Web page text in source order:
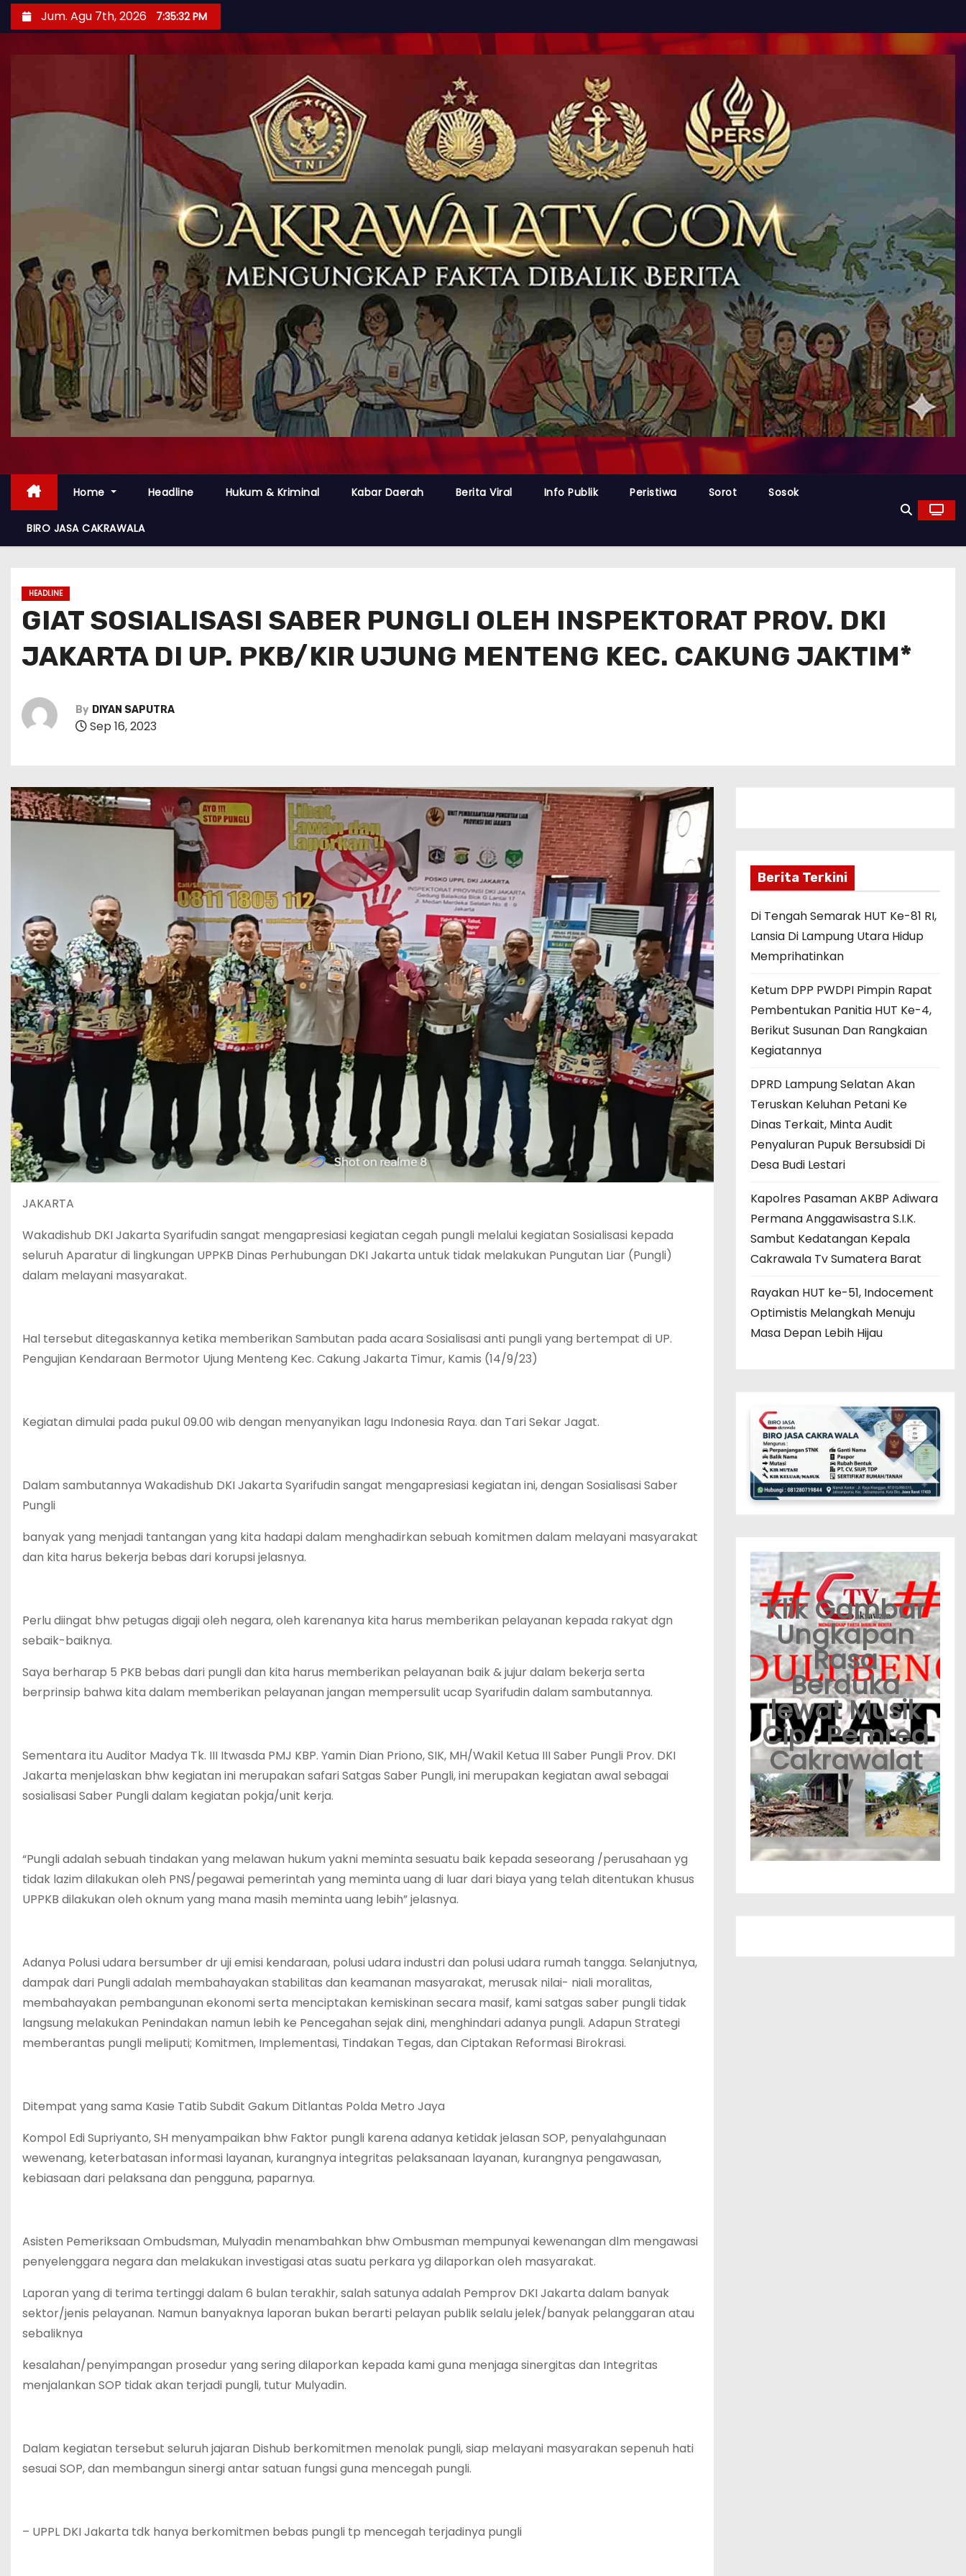
Jum. Agu 7th, 2026 7:35:34 PM
Home Headline Hukum & Kriminal Kabar Daerah Berita Viral Info Publik Peristiwa Sorot Sosok
BIRO JASA CAKRAWALA
HEADLINE
GIAT SOSIALISASI SABER PUNGLI OLEH INSPEKTORAT PROV. DKI
JAKARTA DI UP. PKB/KIR UJUNG MENTENG KEC. CAKUNG JAKTIM*
By DIYAN SAPUTRA
Sep 16, 2023
JAKARTA
Wakadishub DKI Jakarta Syarifudin sangat mengapresiasi kegiatan cegah pungli melalui kegiatan Sosialisasi kepada
seluruh Aparatur di lingkungan UPPKB Dinas Perhubungan DKI Jakarta untuk tidak melakukan Pungutan Liar (Pungli)
dalam melayani masyarakat.
Hal tersebut ditegaskannya ketika memberikan Sambutan pada acara Sosialisasi anti pungli yang bertempat di UP.
Pengujian Kendaraan Bermotor Ujung Menteng Kec. Cakung Jakarta Timur, Kamis (14/9/23)
Kegiatan dimulai pada pukul 09.00 wib dengan menyanyikan lagu Indonesia Raya. dan Tari Sekar Jagat.
Dalam sambutannya Wakadishub DKI Jakarta Syarifudin sangat mengapresiasi kegiatan ini, dengan Sosialisasi Saber
Pungli
banyak yang menjadi tantangan yang kita hadapi dalam menghadirkan sebuah komitmen dalam melayani masyarakat
dan kita harus bekerja bebas dari korupsi jelasnya.
Perlu diingat bhw petugas digaji oleh negara, oleh karenanya kita harus memberikan pelayanan kepada rakyat dgn
sebaik-baiknya.
Saya berharap 5 PKB bebas dari pungli dan kita harus memberikan pelayanan baik & jujur dalam bekerja serta
berprinsip bahwa kita dalam memberikan pelayanan jangan mempersulit ucap Syarifudin dalam sambutannya.
Sementara itu Auditor Madya Tk. III Itwasda PMJ KBP. Yamin Dian Priono, SIK, MH/Wakil Ketua III Saber Pungli Prov. DKI
Jakarta menjelaskan bhw kegiatan ini merupakan safari Satgas Saber Pungli, ini merupakan kegiatan awal sebagai
sosialisasi Saber Pungli dalam kegiatan pokja/unit kerja.
“Pungli adalah sebuah tindakan yang melawan hukum yakni meminta sesuatu baik kepada seseorang /perusahaan yg
tidak lazim dilakukan oleh PNS/pegawai pemerintah yang meminta uang di luar dari biaya yang telah ditentukan khusus
UPPKB dilakukan oleh oknum yang mana masih meminta uang lebih” jelasnya.
Adanya Polusi udara bersumber dr uji emisi kendaraan, polusi udara industri dan polusi udara rumah tangga. Selanjutnya,
dampak dari Pungli adalah membahayakan stabilitas dan keamanan masyarakat, merusak nilai- niali moralitas,
membahayakan pembangunan ekonomi serta menciptakan kemiskinan secara masif, kami satgas saber pungli tidak
langsung melakukan Penindakan namun lebih ke Pencegahan sejak dini, menghindari adanya pungli. Adapun Strategi
memberantas pungli meliputi; Komitmen, Implementasi, Tindakan Tegas, dan Ciptakan Reformasi Birokrasi.
Ditempat yang sama Kasie Tatib Subdit Gakum Ditlantas Polda Metro Jaya
Kompol Edi Supriyanto, SH menyampaikan bhw Faktor pungli karena adanya ketidak jelasan SOP, penyalahgunaan
wewenang, keterbatasan informasi layanan, kurangnya integritas pelaksanaan layanan, kurangnya pengawasan,
kebiasaan dari pelaksana dan pengguna, paparnya.
Asisten Pemeriksaan Ombudsman, Mulyadin menambahkan bhw Ombusman mempunyai kewenangan dlm mengawasi
penyelenggara negara dan melakukan investigasi atas suatu perkara yg dilaporkan oleh masyarakat.
Laporan yang di terima tertinggi dalam 6 bulan terakhir, salah satunya adalah Pemprov DKI Jakarta dalam banyak
sektor/jenis pelayanan. Namun banyaknya laporan bukan berarti pelayan publik selalu jelek/banyak pelanggaran atau
sebaliknya
kesalahan/penyimpangan prosedur yang sering dilaporkan kepada kami guna menjaga sinergitas dan Integritas
menjalankan SOP tidak akan terjadi pungli, tutur Mulyadin.
Dalam kegiatan tersebut seluruh jajaran Dishub berkomitmen menolak pungli, siap melayani masyarakan sepenuh hati
sesuai SOP, dan membangun sinergi antar satuan fungsi guna mencegah pungli.
– UPPL DKI Jakarta tdk hanya berkomitmen bebas pungli tp mencegah terjadinya pungli
Berita Terkini
Di Tengah Semarak HUT Ke-81 RI,
Lansia Di Lampung Utara Hidup
Memprihatinkan
Ketum DPP PWDPI Pimpin Rapat
Pembentukan Panitia HUT Ke-4,
Berikut Susunan Dan Rangkaian
Kegiatannya
DPRD Lampung Selatan Akan
Teruskan Keluhan Petani Ke
Dinas Terkait, Minta Audit
Penyaluran Pupuk Bersubsidi Di
Desa Budi Lestari
Kapolres Pasaman AKBP Adiwara
Permana Anggawisastra S.I.K.
Sambut Kedatangan Kepala
Cakrawala Tv Sumatera Barat
Rayakan HUT ke-51, Indocement
Optimistis Melangkah Menuju
Masa Depan Lebih Hijau
Klik Gambar
Ungkapan
Rasa
Berduka
lewat Musik
Cip : Pemred
Cakrawalat
v